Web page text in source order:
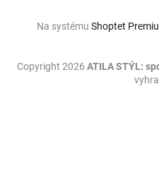
Na systému Shoptet
Copyright 2026 ATILA STÝL: